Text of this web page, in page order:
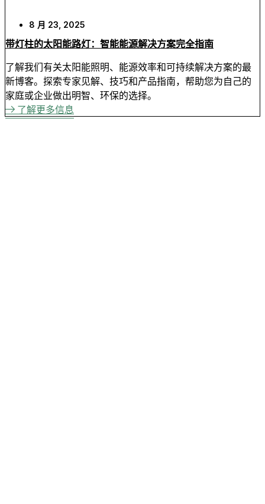
8 月 23, 2025
带灯柱的太阳能路灯：智能能源解决方案完全指南
了解我们有关太阳能照明、能源效率和可持续解决方案的最
新博客。探索专家见解、技巧和产品指南，帮助您为自己的
家庭或企业做出明智、环保的选择。
了解更多信息